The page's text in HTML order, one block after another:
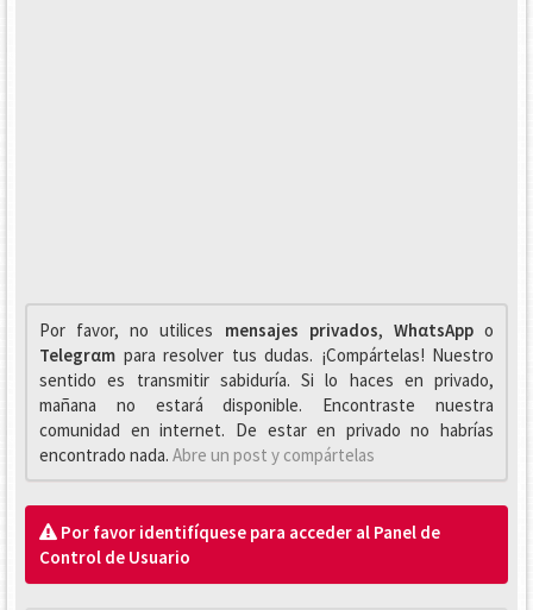
Por favor, no utilices mensajes privados, WhαtsAppo
Telegrαm para resolver tus dudas. ¡Compártelas! Nuestro
sentido es transmitir sabiduría. Si lo haces en privado,
mañana no estará disponible. Encontraste nuestra
comunidad en internet. De estar en privado no habrías
encontrado nada. Abre un post y compártelas
Por favor identifíquese para acceder al Panel de
Control de Usuario